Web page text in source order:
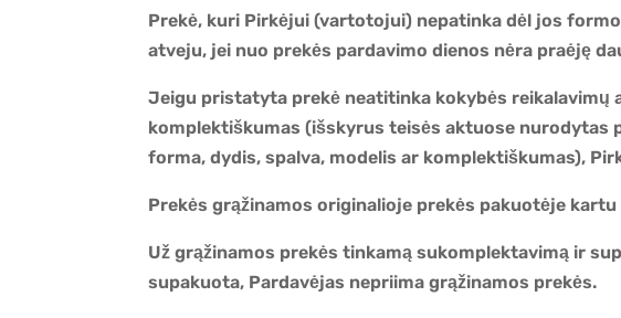
Prekė, kuri Pirkėjui (vartotojui) nepatinka dėl jos
atveju, jei nuo prekės pardavimo dienos nėra praėję
Jeigu pristatyta prekė neatitinka kokybės reikalavimų
komplektiškumas (išskyrus teisės aktuose nurodytas
forma, dydis, spalva, modelis ar komplektiškumas),
Prekės grąžinamos originalioje prekės pakuotėje
Už grąžinamos prekės tinkamą sukomplektavimą ir
supakuota, Pardavėjas nepriima grąžinamos prekės.